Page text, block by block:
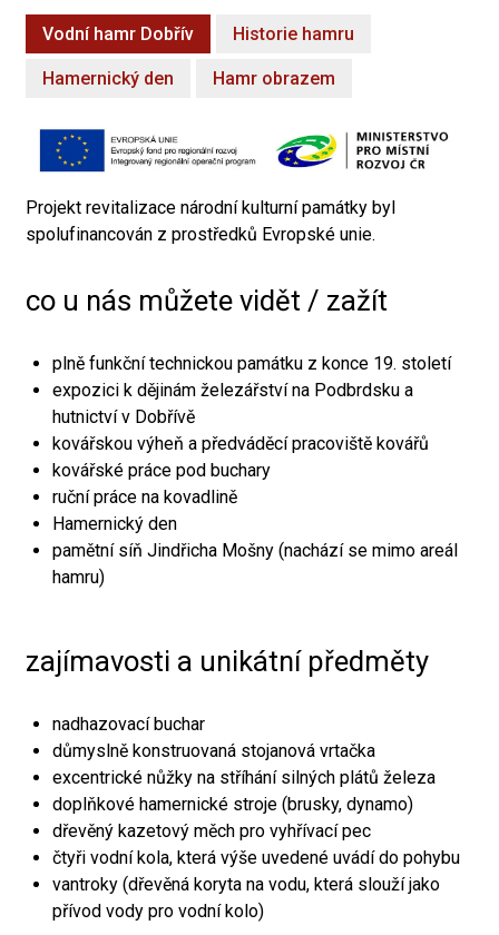
Vodní hamr Dobřív Historie hamru
Hamernický den Hamr obrazem
Projekt revitalizace národní kulturní památky byl
spolufinancován z prostředků Evropské unie.
co u nás můžete vidět / zažít
plně funkční technickou památku z konce 19. století
expozici k dějinám železářství na Podbrdsku a
hutnictví v Dobřívě
kovářskou výheň a předváděcí pracoviště kovářů
kovářské práce pod buchary
ruční práce na kovadlině
Hamernický den
pamětní síň Jindřicha Mošny (nachází se mimo areál
hamru)
zajímavosti a unikátní předměty
nadhazovací buchar
důmyslně konstruovaná stojanová vrtačka
excentrické nůžky na stříhání silných plátů železa
doplňkové hamernické stroje (brusky, dynamo)
dřevěný kazetový měch pro vyhřívací pec
čtyři vodní kola, která výše uvedené uvádí do pohybu
vantroky (dřevěná koryta na vodu, která slouží jako
přívod vody pro vodní kolo)